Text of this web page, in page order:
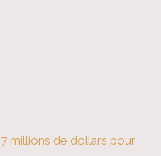
millions de dollars pour